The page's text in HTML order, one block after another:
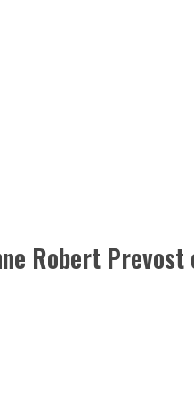
Robert